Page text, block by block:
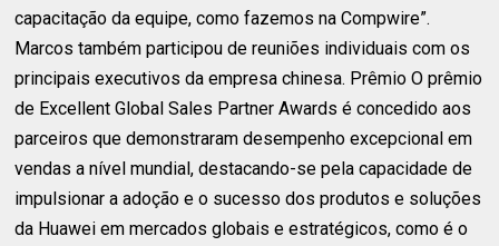
capacitação da equipe, como fazemos na Compwire”.
Marcos também participou de reuniões individuais com os
principais executivos da empresa chinesa. Prêmio O prêmio
de Excellent Global Sales Partner Awards é concedido aos
parceiros que demonstraram desempenho excepcional em
vendas a nível mundial, destacando-se pela capacidade de
impulsionar a adoção e o sucesso dos produtos e soluções
da Huawei em mercados globais e estratégicos, como é o